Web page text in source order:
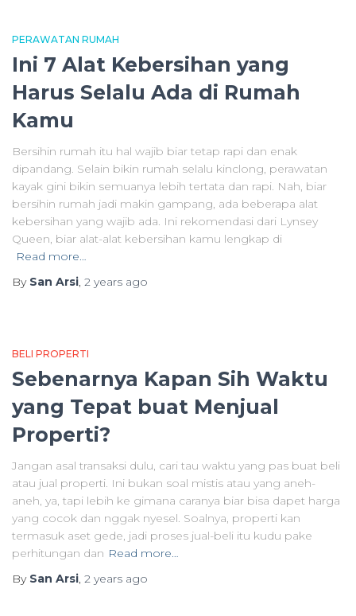
PERAWATAN RUMAH
Ini 7 Alat Kebersihan yang
Harus Selalu Ada di Rumah
Kamu
Bersihin rumah itu hal wajib biar tetap rapi dan enak
dipandang. Selain bikin rumah selalu kinclong, perawatan
kayak gini bikin semuanya lebih tertata dan rapi. Nah, biar
bersihin rumah jadi makin gampang, ada beberapa alat
kebersihan yang wajib ada. Ini rekomendasi dari Lynsey
Queen, biar alat-alat kebersihan kamu lengkap di
Read more…
By San Arsi, 2 years ago
BELI PROPERTI
Sebenarnya Kapan Sih Waktu
yang Tepat buat Menjual
Properti?
Jangan asal transaksi dulu, cari tau waktu yang pas buat beli
atau jual properti. Ini bukan soal mistis atau yang aneh-
aneh, ya, tapi lebih ke gimana caranya biar bisa dapet harga
yang cocok dan nggak nyesel. Soalnya, properti kan
termasuk aset gede, jadi proses jual-beli itu kudu pake
perhitungan dan Read more…
By San Arsi, 2 years ago